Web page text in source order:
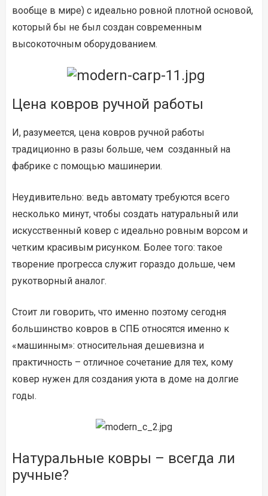
вообще в мире) с идеально ровной плотной основой,
который бы не был создан современным
высокоточным оборудованием.
Цена ковров ручной работы
И, разумеется, цена ковров ручной работы
традиционно в разы больше, чем созданный на
фабрике с помощью машинерии.
Неудивительно: ведь автомату требуются всего
несколько минут, чтобы создать натуральный или
искусственный ковер с идеально ровным ворсом и
четким красивым рисунком. Более того: такое
творение прогресса служит гораздо дольше, чем
рукотворный аналог.
Стоит ли говорить, что именно поэтому сегодня
большинство ковров в СПБ относятся именно к
«машинным»: относительная дешевизна и
практичность – отличное сочетание для тех, кому
ковер нужен для создания уюта в доме на долгие
годы.
Натуральные ковры – всегда ли
ручные?